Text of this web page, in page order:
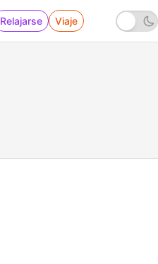
Relajarse Viaje